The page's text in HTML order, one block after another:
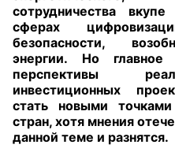
сотрудничества
сферах
безопасности,
энергии. Но
перспективы
инвестиционных
стать новыми
стран, хотя мнения
данной теме и разнятся.